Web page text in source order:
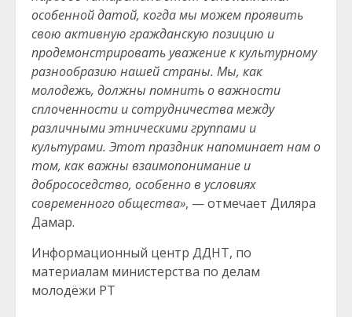
особенной датой, когда мы можем проявить
свою активную гражданскую позицию и
продемонстрировать уважение к культурному
разнообразию нашей страны. Мы, как
молодежь, должны помнить о важности
сплоченности и сотрудничества между
различными этническими группами и
культурами. Этот праздник напоминает нам о
том, как важны взаимопонимание и
добрососедство, особенно в условиях
современного общества», — отмечает Диляра
Дамар.
Информационный центр ДДНТ, по
материалам министерства по делам
молодёжи РТ